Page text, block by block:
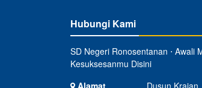
Hubungi Kami
SD Negeri Ronosentanan ⋅ Awali
Kesuksesanmu Disini
Alamat
Dusun